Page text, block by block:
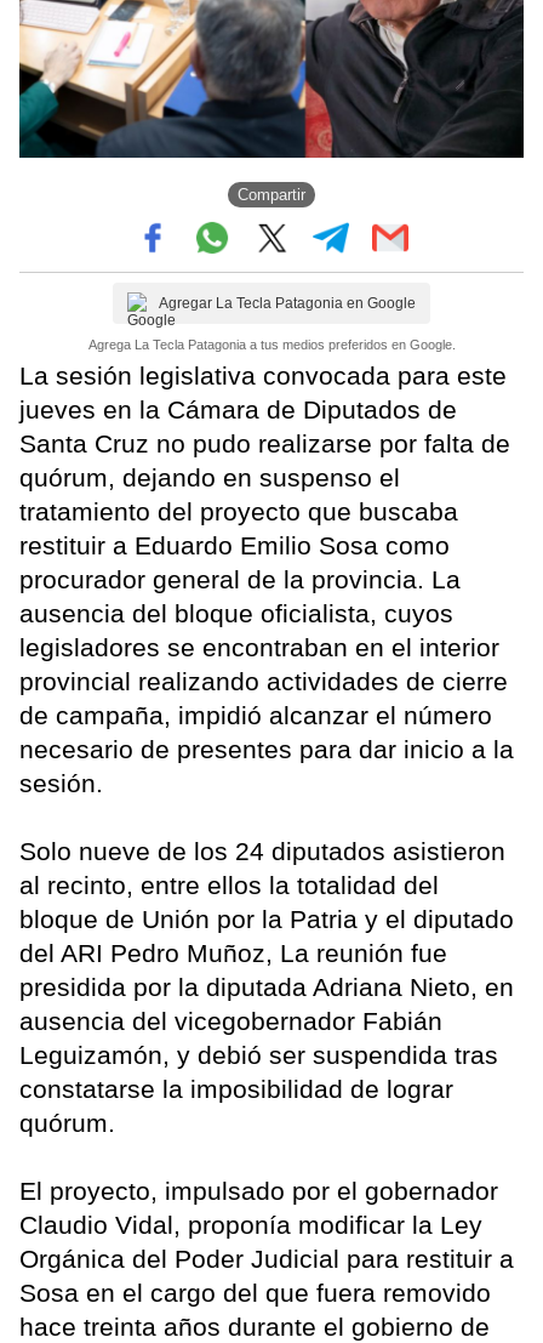
Compartir
Agregar La Tecla Patagonia en Google
Agrega La Tecla Patagonia a tus medios preferidos en Google.
La sesión legislativa convocada para este
jueves en la Cámara de Diputados de
Santa Cruz no pudo realizarse por falta de
quórum, dejando en suspenso el
tratamiento del proyecto que buscaba
restituir a Eduardo Emilio Sosa como
procurador general de la provincia. La
ausencia del bloque oficialista, cuyos
legisladores se encontraban en el interior
provincial realizando actividades de cierre
de campaña, impidió alcanzar el número
necesario de presentes para dar inicio a la
sesión.
Solo nueve de los 24 diputados asistieron
al recinto, entre ellos la totalidad del
bloque de Unión por la Patria y el diputado
del ARI Pedro Muñoz, La reunión fue
presidida por la diputada Adriana Nieto, en
ausencia del vicegobernador Fabián
Leguizamón, y debió ser suspendida tras
constatarse la imposibilidad de lograr
quórum.
El proyecto, impulsado por el gobernador
Claudio Vidal, proponía modificar la Ley
Orgánica del Poder Judicial para restituir a
Sosa en el cargo del que fuera removido
hace treinta años durante el gobierno de